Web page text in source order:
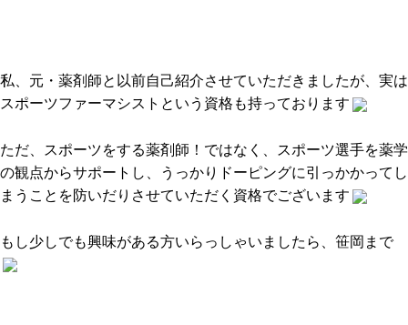
私、元・薬剤師と以前自己紹介させていただきましたが、実は
スポーツファーマシストという資格も持っております
ただ、スポーツをする薬剤師！ではなく、スポーツ選手を薬学
の観点からサポートし、うっかりドーピングに引っかかってし
まうことを防いだりさせていただく資格でございます
もし少しでも興味がある方いらっしゃいましたら、笹岡まで